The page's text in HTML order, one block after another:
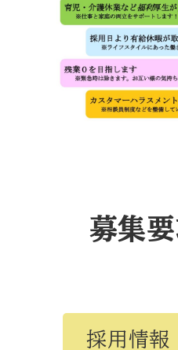
募集
採用情報